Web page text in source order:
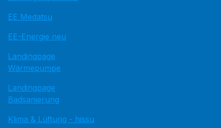
EE Medatsu
EE-Energie neu
Landingpage
Wärmepumpe
Landingpage
Badsanierung
Klima & Lüftung - hissu